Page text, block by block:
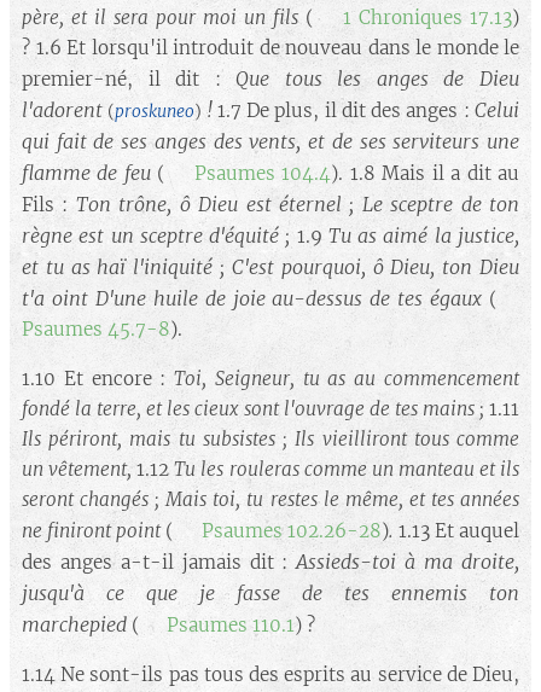
père, et il sera pour moi un fils(➡️ 1 Chroniques 17.13)
? 1.6 Et lorsqu'il introduit de nouveau dans le monde le
premier-né, il dit :Que tous les anges de Dieu
l'adorent (proskuneo) !1.7 De plus, il dit des anges :Celui
qui fait de ses anges des vents, et de ses serviteurs une
flamme de feu (➡️ Psaumes 104.4). 1.8 Mais il a dit au
Fils : Ton trône, ô Dieu est éternel ; Le sceptre de ton
règne est un sceptre d'équité ; 1.9 Tu as aimé la justice,
et tu as haï l'iniquité ; C'est pourquoi, ô Dieu, ton Dieu
t'a oint D'une huile de joie au-dessus de tes égaux (➡️
Psaumes 45.7-8).
1.10 Et encore :Toi, Seigneur, tu as au commencement
fondé la terre, et les cieux sont l'ouvrage de tes mains ; 1.11
Ils périront, mais tu subsistes ; Ils vieilliront tous comme
un vêtement,1.12Tu les rouleras comme un manteau et ils
seront changés ; Mais toi, tu restes le même, et tes années
ne finiront point (➡️ Psaumes 102.26-28). 1.13 Et auquel
des anges a-t-il jamais dit :Assieds-toi à ma droite,
jusqu'à ce que je fasse de tes ennemis ton
marchepied (➡️ Psaumes 110.1) ?
1.14 Ne sont-ils pas tous des esprits au service de Dieu,